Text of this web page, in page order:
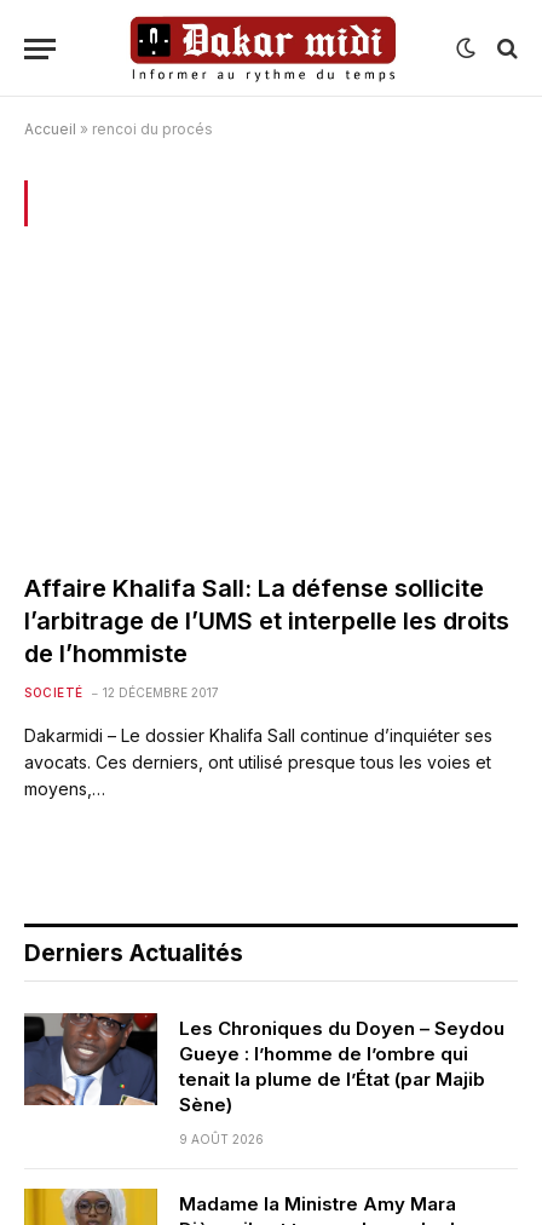
Accueil » rencoi du procés
Affaire Khalifa Sall: La défense sollicite
l’arbitrage de l’UMS et interpelle les droits
de l’hommiste
SOCIETÉ 12 DÉCEMBRE 2017
Dakarmidi – Le dossier Khalifa Sall continue d’inquiéter ses
avocats. Ces derniers, ont utilisé presque tous les voies et
moyens,…
Derniers Actualités
Les Chroniques du Doyen – Seydou
Gueye : l’homme de l’ombre qui
tenait la plume de l’État (par Majib
Sène)
9 AOÛT 2026
Madame la Ministre Amy Mara